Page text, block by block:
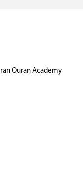
Quran Academy